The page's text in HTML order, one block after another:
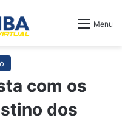
Menu
com os
dos